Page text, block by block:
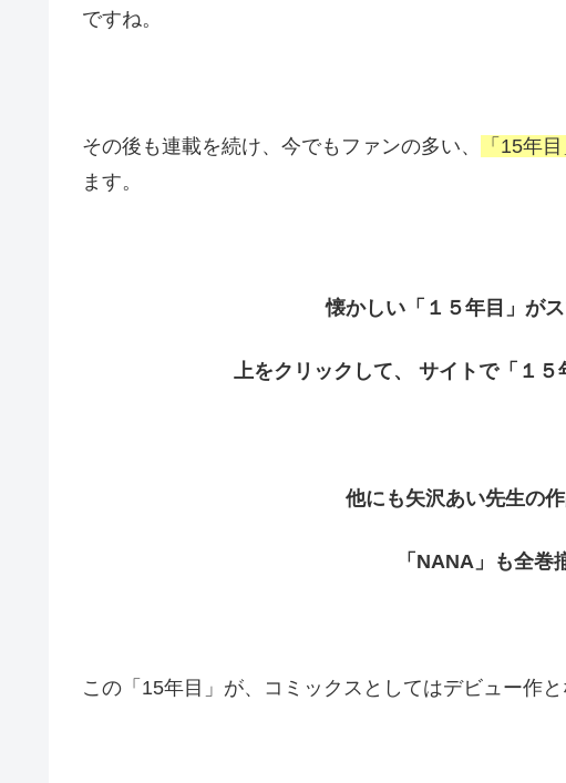
ですね。
その後も連載を続け、今でもファンの多い、 「15年目
ます。
懐かしい「１５年目」がス
上をクリックして、 サイトで「１５
他にも矢沢あい先生の作
「NANA」も全巻
この「15年目」が、コミックスとしてはデビュー作と